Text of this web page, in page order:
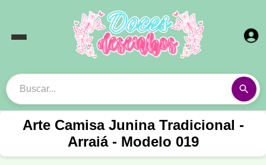
Arte Camisa Junina Tradicional -
Arraiá - Modelo 019